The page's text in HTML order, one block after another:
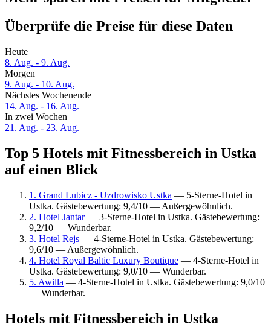
Überprüfe die Preise für diese Daten
Heute
8. Aug. - 9. Aug.
Morgen
9. Aug. - 10. Aug.
Nächstes Wochenende
14. Aug. - 16. Aug.
In zwei Wochen
21. Aug. - 23. Aug.
Top 5 Hotels mit Fitnessbereich in Ustka
auf einen Blick
1. Grand Lubicz - Uzdrowisko Ustka — 5-Sterne-Hotel in
Ustka. Gästebewertung: 9,4/10 — Außergewöhnlich.
2. Hotel Jantar— 3-Sterne-Hotel in Ustka. Gästebewertung:
9,2/10 — Wunderbar.
3. Hotel Rejs — 4-Sterne-Hotel in Ustka. Gästebewertung:
9,6/10 — Außergewöhnlich.
4. Hotel Royal Baltic Luxury Boutique — 4-Sterne-Hotel in
Ustka. Gästebewertung: 9,0/10 — Wunderbar.
5. Awilla — 4-Sterne-Hotel in Ustka. Gästebewertung: 9,0/10
— Wunderbar.
Hotels mit Fitnessbereich in Ustka